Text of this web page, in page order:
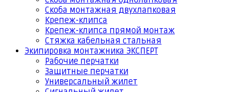
Скоба монтажная двухлапковая
Крепеж-клипса
Крепеж-клипса прямой монтаж
Стяжка кабельная стальная
Экипировка монтажника ЭКСПЕРТ
Рабочие перчатки
Защитные перчатки
Универсальный жилет